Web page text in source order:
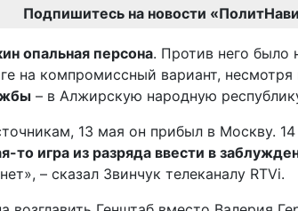
Подпишитесь на новости
опальная персона. Против него было
на компромиссный вариант,
– в Алжирскую народную
13 мая он прибыл в Москву.
то игра из разряда ввести в
– сказал Звинчук телеканалу RTVi.